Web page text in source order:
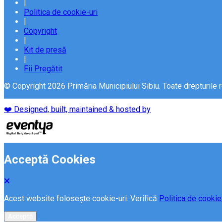
|
Politica de cookie-uri
|
Copyright
|
Kit de presă
|
Fii Pregătit
© Copyright 2026 Primăria Municipiului Sibiu. Toate drepturile
❤️ Designed, built, maintained & hosted by
Acceptă Cookies
Acest website folosește cookie-uri. Verifică Politica de